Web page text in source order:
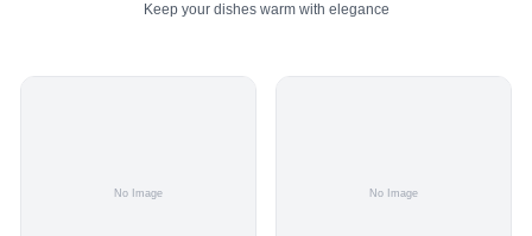
Keep your dishes warm with elegance